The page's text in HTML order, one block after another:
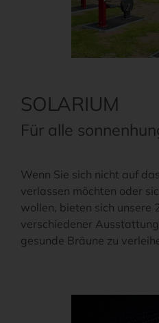
SOLARIUM
Für alle
Wenn Sie sich nicht auf
verlassen möchten oder
wollen, bieten sich unsere
verschiedener
gesunde Bräune zu